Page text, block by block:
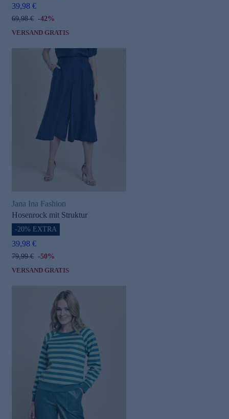
39,98 €
69,98 € -42%
VERSAND GRATIS
Jana Ina Fashion
Hosenrock mit Struktur
-20% EXTRA
39,98 €
79,99 € -50%
VERSAND GRATIS